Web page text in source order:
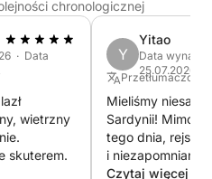
lunch na wynos, posiłki
lunch z owocami
szampan
i stwórz swój
chronologicznej
· Data
wietrzny
skuterem.
Y
Yitao
Data
25.07.2026
Przetłumaczone
Mieliśmy
Sardynii! Mimo
tego dnia, rejs i
i
Kapitan był
Czytaj więcej